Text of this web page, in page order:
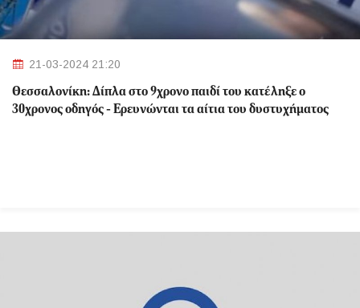
21-03-2024 21:20
Θεσσαλονίκη: Δίπλα στο 9χρονο παιδί του κατέληξε ο
30χρονος οδηγός - Ερευνώνται τα αίτια του δυστυχήματος